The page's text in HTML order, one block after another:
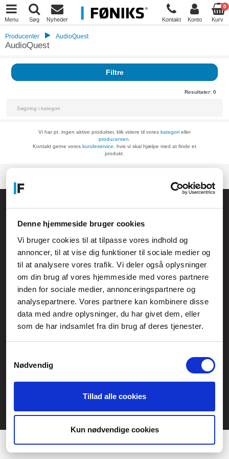
Denne hjemmeside bruger cookies
Vi bruger cookies til at tilpasse vores indhold og
annoncer, til at vise dig funktioner til sociale medier og
til at analysere vores trafik. Vi deler også oplysninger
om din brug af vores hjemmeside med vores partnere
inden for sociale medier, annonceringspartnere og
analysepartnere. Vores partnere kan kombinere disse
data med andre oplysninger, du har givet dem, eller
som de har indsamlet fra din brug af deres tjenester.
Nødvendig
Tillad alle cookies
Kun nødvendige cookies
Menu Søg Nyheder Kontakt Konto
0
Kurv
Producenter AudioQuest
AudioQuest
Filtre
Resultater: 0
Vi har pt. ingen aktive produkter, klik videre til vores kategori eller
producenten.
Kontakt gerne vores kundeservice.
hvis vi skal hjælpe med at finde et
produkt.
Anelystparken 33B, 8381 Tilst
Generelle henvendelser:
kontakt@fcomputer.dk
Service- og reklamationsafdelingen:
Sitemap
3 ugers returret Datasikkerhed/Cookies